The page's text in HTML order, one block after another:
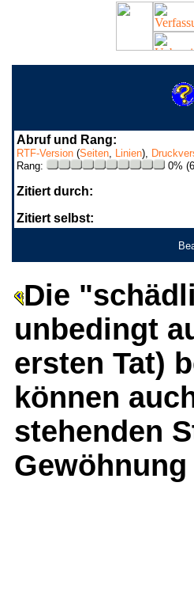
Abruf und Rang:
RTF-Version (Seiten, Linien),
Rang:
0%
Zitiert durch:
Zitiert selbst:
Die
unbedingt
ersten Tat)
können
stehenden